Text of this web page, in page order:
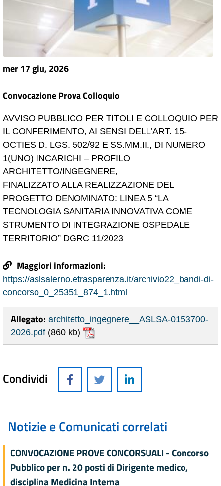
mer 17 giu, 2026
Convocazione Prova Colloquio
AVVISO PUBBLICO PER TITOLI E COLLOQUIO PER
IL CONFERIMENTO, AI SENSI DELL’ART. 15-
OCTIES D. LGS. 502/92 E SS.MM.II., DI NUMERO
1(UNO) INCARICHI – PROFILO
ARCHITETTO/INGEGNERE,
FINALIZZATO ALLA REALIZZAZIONE DEL
PROGETTO DENOMINATO: LINEA 5 “LA
TECNOLOGIA SANITARIA INNOVATIVA COME
STRUMENTO DI INTEGRAZIONE OSPEDALE
TERRITORIO” DGRC 11/2023
Maggiori informazioni:
https://aslsalerno.etrasparenza.it/archivio22_bandi-di-
concorso_0_25351_874_1.html
Allegato: architetto_ingegnere__ASLSA-0153700-
2026.pdf (860 kb)
Condividi
Notizie e Comunicati correlati
CONVOCAZIONE PROVE CONCORSUALI - Concorso
Pubblico per n. 20 posti di Dirigente medico,
disciplina Medicina Interna